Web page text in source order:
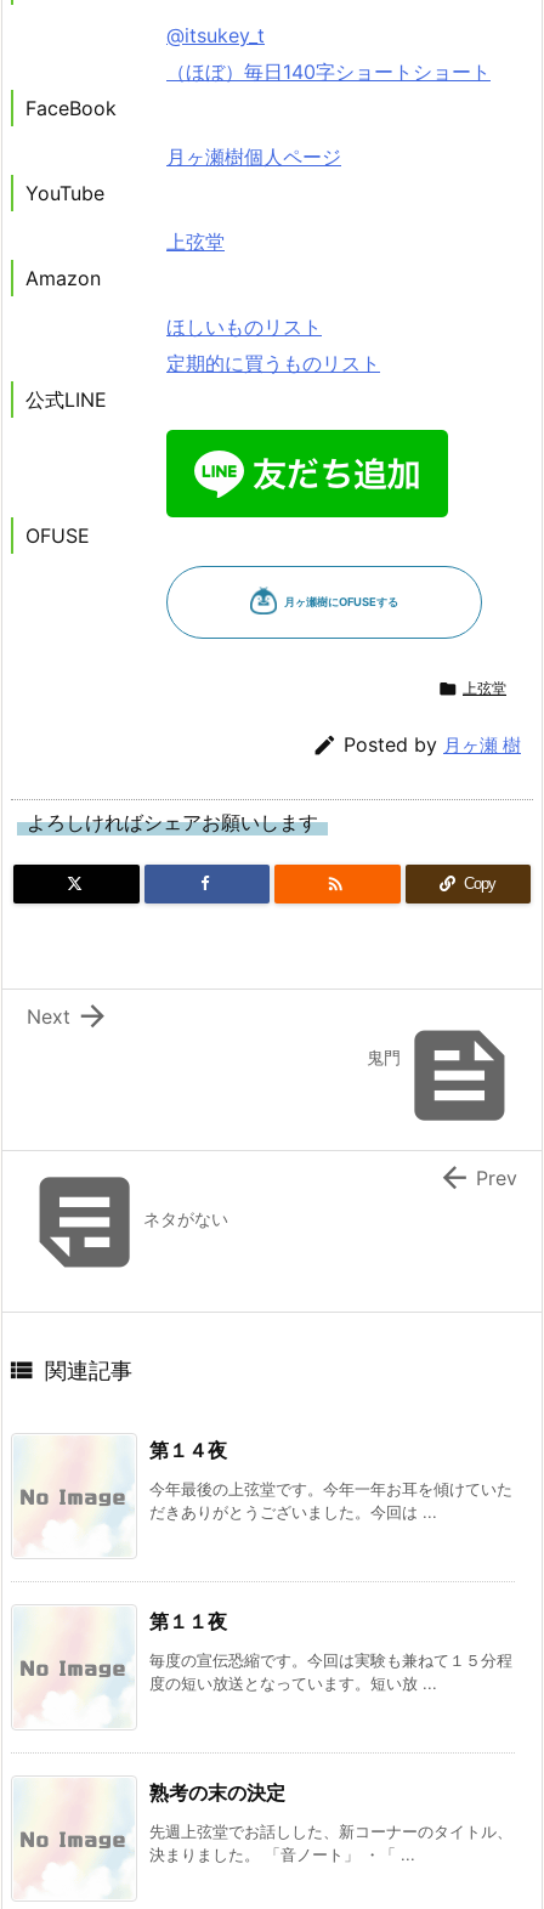
@itsukey_t
（ほぼ）毎日140字ショートショート
FaceBook
月ヶ瀬樹個人ページ
YouTube
上弦堂
Amazon
ほしいものリスト
定期的に買うものリスト
公式LINE
OFUSE
 上弦堂
 Posted by 月ヶ瀬 樹
よろしければシェアお願いします
 Copy

鬼門

Next
ネタがない
 Prev
 関連記事
第１４夜
今年最後の上弦堂です。今年一年お耳を傾けていた
だきありがとうございました。今回は ...
第１１夜
毎度の宣伝恐縮です。今回は実験も兼ねて１５分程
度の短い放送となっています。短い放 ...
熟考の末の決定
先週上弦堂でお話しした、新コーナーのタイトル、
決まりました。 「音ノート」 ・「 ...